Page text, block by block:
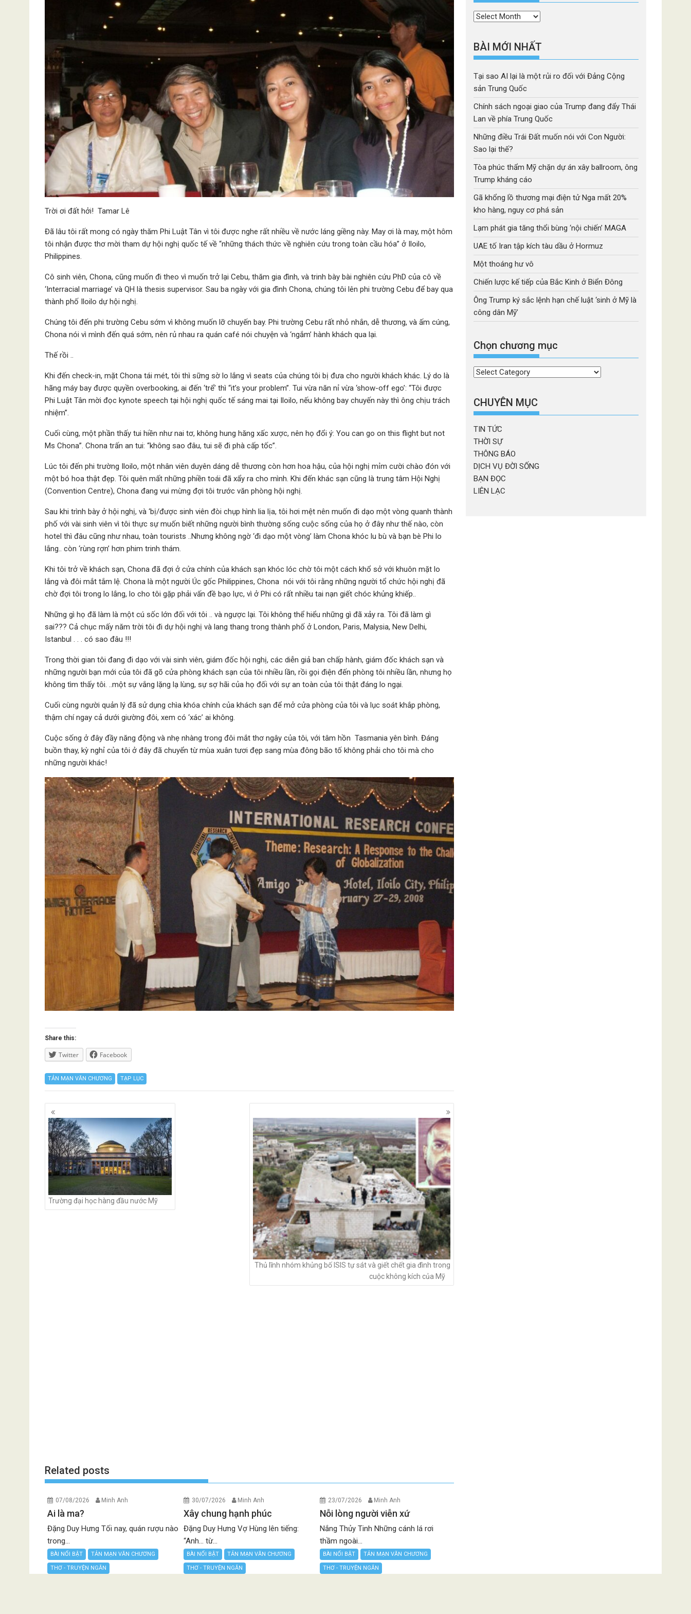
Trời ơi đất hởi! Tamar Lê
Đã lâu tôi rất mong có ngày thăm Phi Luật Tân vì tôi được nghe rất nhiều về nước láng giềng này. May ơi là may, một hôm
tôi nhận được thơ mời tham dự hội nghị quốc tế về “những thách thức về nghiên cứu trong toàn cầu hóa” ở Iloilo,
Philippines.
Cô sinh viên, Chona, cũng muốn đi theo vì muốn trở lại Cebu, thăm gia đình, và trinh bày bài nghiên cứu PhD của cô về
‘Interracial marriage’ và QH là thesis supervisor. Sau ba ngày với gia đình Chona, chúng tôi lên phi trường Cebu để bay qua
thành phố Iloilo dự hội nghị.
Chúng tôi đến phi trường Cebu sớm vì không muốn lỡ chuyến bay. Phi trường Cebu rất nhỏ nhắn, dễ thương, và ấm cúng,
Chona nói vì mình đến quá sớm, nên rủ nhau ra quán café nói chuyện và ‘ngắm’ hành khách qua lại.
Thế rồi ..
Khi đến check-in, mặt Chona tái mét, tôi thì sững sờ lo lắng vì seats của chúng tôi bị đưa cho người khách khác. Lý do là
hãng máy bay được quyền overbooking, ai đến ‘trể’ thì “it’s your problem”. Tui vừa năn nỉ vừa ‘show-off ego’: “Tôi được
Phi Luật Tân mời đọc kynote speech tại hội nghị quốc tế sáng mai tại Iloilo, nếu không bay chuyến này thì ông chịu trách
nhiệm”.
Cuối cùng, một phần thấy tui hiền như nai tơ, không hung hăng xấc xược, nên họ đổi ý: You can go on this flight but not
Ms Chona”. Chona trấn an tui: “không sao đâu, tui sẽ đi phà cấp tốc”.
Lúc tôi đến phi trường Iloilo, một nhân viên duyên dáng dễ thương còn hơn hoa hậu, của hội nghị mỉm cười chào đón với
một bó hoa thật đẹp. Tôi quên mất những phiền toái đã xẩy ra cho mình. Khi đến khác sạn cũng là trung tâm Hội Nghị
(Convention Centre), Chona đang vui mừng đợi tôi trước văn phòng hội nghị.
Sau khi trình bày ở hội nghị, và ‘bị/được sinh viên đòi chụp hình lia lịa, tôi hơi mệt nên muốn đi dạo một vòng quanh thành
phố với vài sinh viên vì tôi thực sự muốn biết những người bình thường sống cuộc sống của họ ở đây như thế nào, còn
hotel thì đâu cũng như nhau, toàn tourists ..Nhưng không ngờ ‘đi dạo một vòng’ làm Chona khóc lu bù và bạn bè Phi lo
lắng.. còn ‘rùng rợn’ hơn phim trinh thám.
Khi tôi trở về khách sạn, Chona đã đợi ở cửa chính của khách sạn khóc lóc chờ tôi một cách khổ sở với khuôn mặt lo
lắng và đôi mắt tắm lệ. Chona là một người Úc gốc Philippines, Chona nói với tôi rằng những người tổ chức hội nghị đã
chờ đợi tôi trong lo lắng, lo cho tôi gặp phải vấn đề bạo lực, vì ở Phi có rất nhiều tai nạn giết chóc khủng khiếp..
Những gì họ đã làm là một cú sốc lớn đối với tôi .. và ngược lại. Tôi không thể hiểu những gì đã xảy ra. Tôi đã làm gì
sai??? Cả chục mấy năm trời tôi đi dự hội nghị và lang thang trong thành phố ở London, Paris, Malysia, New Delhi,
Istanbul . . . có sao đâu !!!
Trong thời gian tôi đang đi dạo với vài sinh viên, giám đốc hội nghị, các diễn giả ban chấp hành, giám đốc khách sạn và
những người bạn mới của tôi đã gõ cửa phòng khách sạn của tôi nhiều lần, rồi gọi điện đến phòng tôi nhiều lần, nhưng họ
không tìm thấy tôi. ..một sự vắng lặng lạ lùng, sự sợ hãi của họ đối với sự an toàn của tôi thật đáng lo ngại.
Cuối cùng người quản lý đã sử dụng chìa khóa chính của khách sạn để mở cửa phòng của tôi và lục soát khắp phòng,
thậm chí ngay cả dưới giường đôi, xem có ‘xác’ ai không.
Cuộc sống ở đây đầy năng động và nhẹ nhàng trong đôi mắt thơ ngây của tôi, với tâm hồn Tasmania yên bình. Đáng
buồn thay, kỳ nghỉ của tôi ở đây đã chuyển từ mùa xuân tươi đẹp sang mùa đông bão tố không phải cho tôi mà cho
những người khác!
Share this:
Twitter Facebook
TẢN MẠN VĂN CHƯƠNG TẠP LỤC
Posts
navigation
Trường đại học hàng đầu nước Mỹ
Thủ lĩnh nhóm khủng bố ISIS tự sát và giết chết gia đình trong
cuộc không kích của Mỹ
Related posts
07/08/2026 Minh Anh
Ai là ma?
Đặng Duy Hưng Tối nay, quán rượu nào
trong...
BÀI NỔI BẬT TẢN MẠN VĂN CHƯƠNG
THƠ - TRUYỆN NGẮN
30/07/2026 Minh Anh
Xây chung hạnh phúc
Đặng Duy Hưng Vợ Hùng lên tiếng:
“Anh… từ...
BÀI NỔI BẬT TẢN MẠN VĂN CHƯƠNG
THƠ - TRUYỆN NGẮN
23/07/2026 Minh Anh
Nỗi lòng người viễn xứ
Nắng Thủy Tinh Những cánh lá rơi
thầm ngoài...
BÀI NỔI BẬT TẢN MẠN VĂN CHƯƠNG
THƠ - TRUYỆN NGẮN
Thời
BÀI MỚI NHẤT
Tại sao AI lại là một rủi ro đối với Đảng Cộng
sản Trung Quốc
Chính sách ngoại giao của Trump đang đẩy Thái
Lan về phía Trung Quốc
Những điều Trái Đất muốn nói với Con Người:
Sao lại thế?
Tòa phúc thẩm Mỹ chặn dự án xây ballroom, ông
Trump kháng cáo
Gã khổng lồ thương mại điện tử Nga mất 20%
kho hàng, nguy cơ phá sản
Lạm phát gia tăng thổi bùng ‘nội chiến’ MAGA
UAE tố Iran tập kích tàu dầu ở Hormuz
Một thoáng hư vô
Chiến lược kế tiếp của Bắc Kinh ở Biển Đông
Ông Trump ký sắc lệnh hạn chế luật ‘sinh ở Mỹ là
công dân Mỹ’
Chọn chương mục
Chọn
mục
CHUYÊN MỤC
TIN TỨC
THỜI SỰ
THÔNG BÁO
DỊCH VỤ ĐỜI SỐNG
BẠN ĐỌC
LIÊN LẠC